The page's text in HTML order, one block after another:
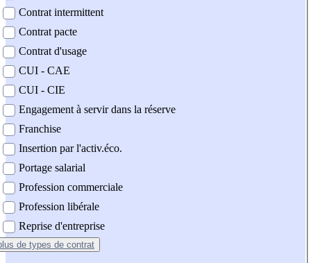
Contrat intermittent
Contrat pacte
Contrat d'usage
CUI - CAE
CUI - CIE
Engagement à servir dans la réserve
Franchise
Insertion par l'activ.éco.
Portage salarial
Profession commerciale
Profession libérale
Reprise d'entreprise
de types de contrat